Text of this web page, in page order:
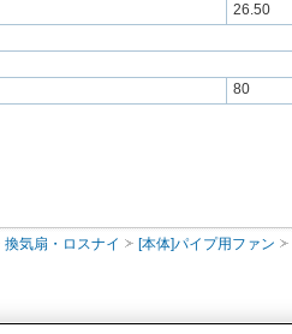
26.50
80
換気扇・ロスナイ [本体]パイプ用ファン